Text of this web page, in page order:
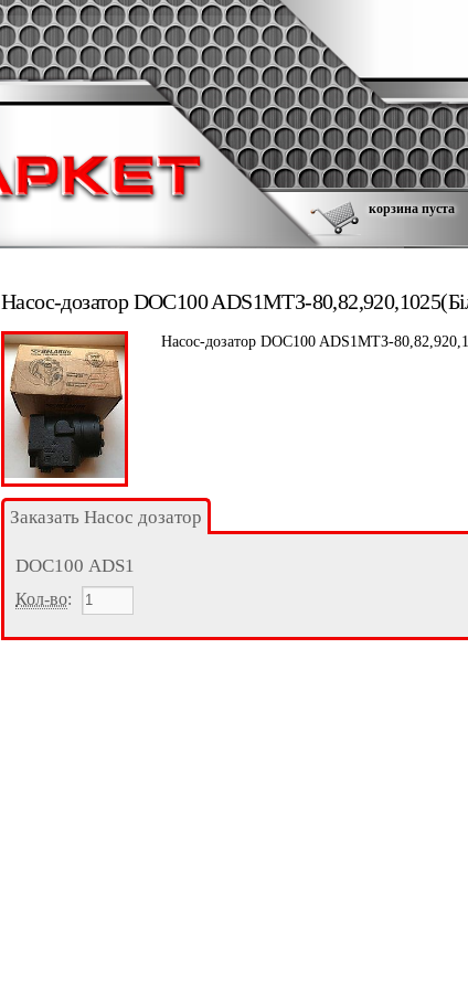
корзина пуста
Насос-дозатор DOC100 ADS1МТЗ-
Насос-дозатор DOC100 ADS1МТЗ-
Заказать Насос дозатор
DOC100 ADS1
Кол-во: